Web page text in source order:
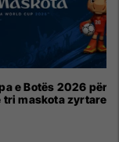
e Botës 2026 për
tri maskota zyrtare